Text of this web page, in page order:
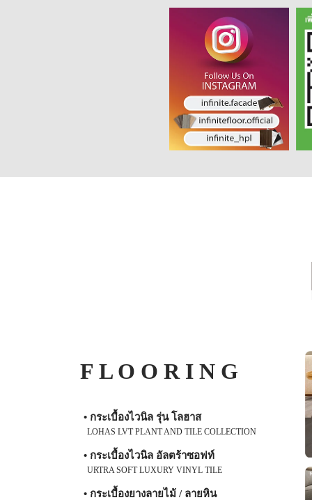
F L O O R I N G
• กระเบื้องไวนิล รุ่น โลฮาส
LOHAS LVT PLANT AND TILE COLLECTION
• กระเบื้องไวนิล อัลตร้าซอฟท์
URTRA SOFT LUXURY VINYL TILE
• กระเบื้องยางลายไม้ / ลายหิน